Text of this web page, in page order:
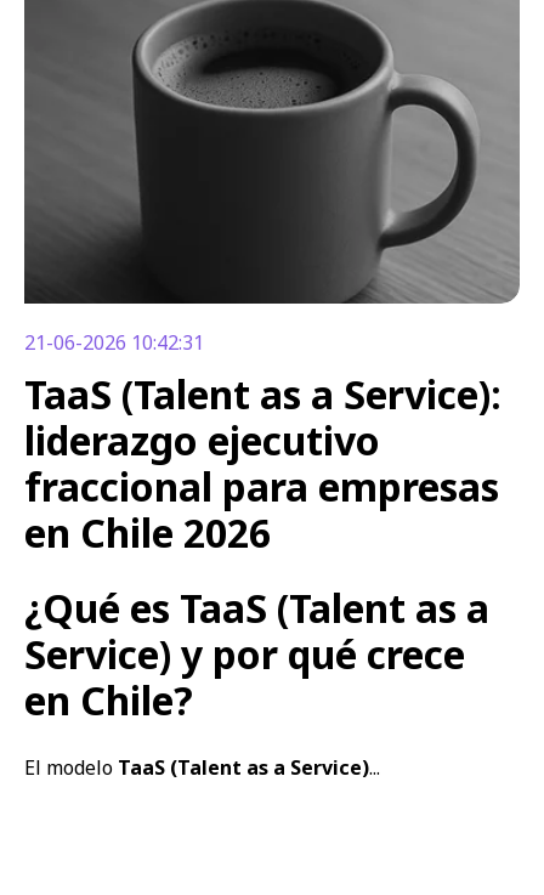
21-06-2026 10:42:31
TaaS (Talent as a Service):
liderazgo ejecutivo
fraccional para empresas
en Chile 2026
¿Qué es TaaS (Talent as a
Service) y por qué crece
en Chile?
El modelo TaaS (Talent as a Service)...